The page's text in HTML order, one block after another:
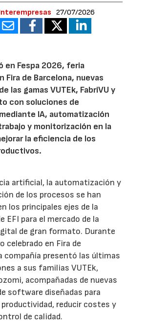
27/07/2026
en Fespa 2026, feria
Fira de Barcelona, nuevas
las gamas VUTEk, FabriVU y
con soluciones de
IA, automatización
y monitorización en la
la eficiencia de los
artificial, la automatización y
de los procesos se han
los principales ejes de la
EFI para el mercado de la
de gran formato. Durante
celebrado en Fira de
compañía presentó las últimas
a sus familias VUTEk,
acompañadas de nuevas
software diseñadas para
reducir costes y
de calidad.